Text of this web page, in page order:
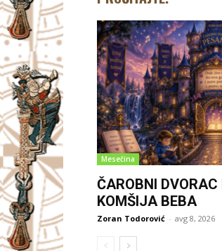
Mesečina
ČAROBNI
KOMŠIJA BEBA
Zoran Todorović - avg 8, 2026